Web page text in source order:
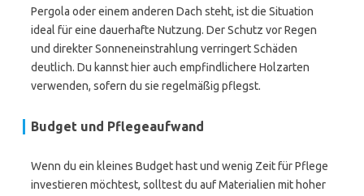
Pergola oder einem anderen Dach steht, ist die Situation
ideal für eine dauerhafte Nutzung. Der Schutz vor Regen
und direkter Sonneneinstrahlung verringert Schäden
deutlich. Du kannst hier auch empfindlichere Holzarten
verwenden, sofern du sie regelmäßig pflegst.
Budget und Pflegeaufwand
Wenn du ein kleines Budget hast und wenig Zeit für Pflege
investieren möchtest, solltest du auf Materialien mit hoher